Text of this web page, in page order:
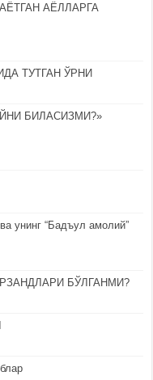
АЁЛЛАРГА
ТУТГАН ЎРНИ
БИЛАСИЗМИ?»
унинг “Бадъул амолий”
БЎЛГАНМИ?